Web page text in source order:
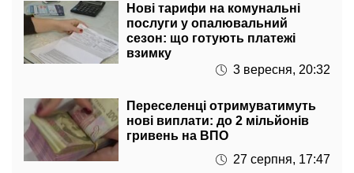
сезон: що готують платежі
взимку
3 вересня, 20:32
Переселенці отримуватимуть
гривень на ВПО
27 серпня, 17:47
Вражаючий курс валют: що